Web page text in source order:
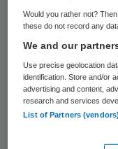
KPMG en
naar de zorg
Momenteel
Verpleging &
toezichthouder
Would you rather not?
these do not record any
We and our
Use precise geolocation
identification. Store and/or
advertising and content,
research and services
List of Partners (vendors)